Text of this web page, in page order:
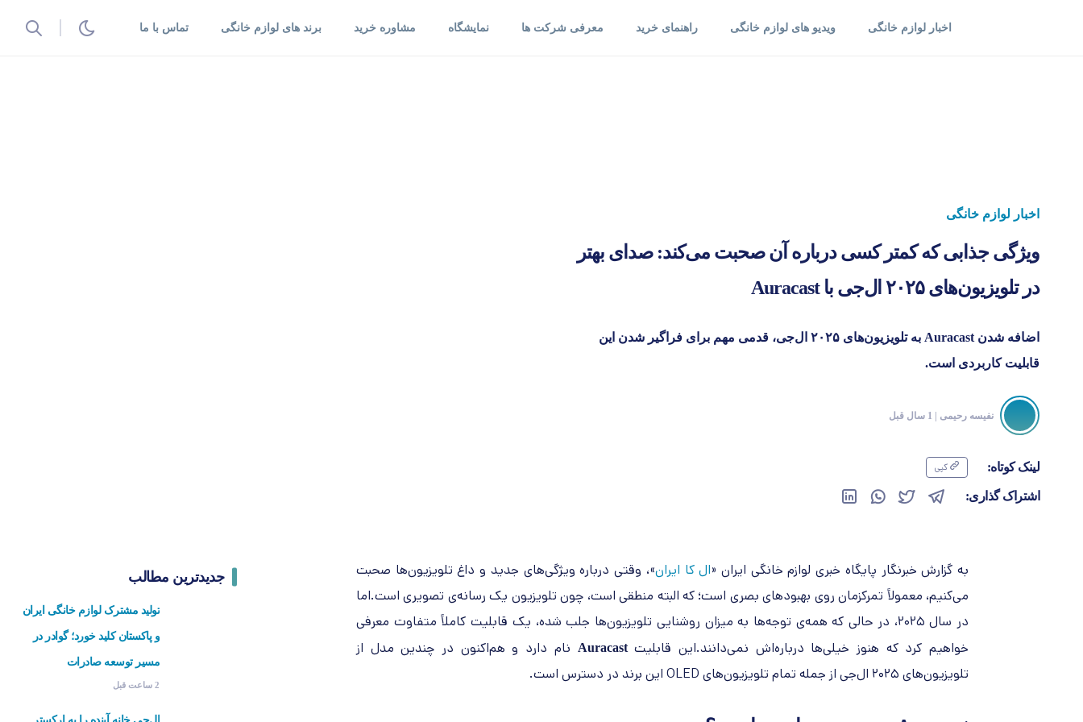
اخبار لوازم خانگی ویدیو های لوازم خانگی راهنمای خرید معرفی شرکت ها نمایشگاه مشاوره خرید برند های لوازم خانگی تماس با ما
اخبار لوازم خانگی
ویژگی جذابی که کمتر کسی درباره آن صحبت می‌کند: صدای بهتر
در تلویزیون‌های ۲۰۲۵ ال‌جی با Auracast
اضافه شدن Auracast به تلویزیون‌های ۲۰۲۵ ال‌جی، قدمی مهم برای فراگیر شدن این
قابلیت کاربردی است.
نفیسه رحیمی
لینک کوتاه: کپی
اشتراک گذاری:
جدیدترین مطالب
تولید مشترک لوازم خانگی ایران
و پاکستان کلید خورد؛ گوادر در
مسیر توسعه صادرات
2 ساعت قبل
به گزارش خبرنگار پایگاه خبری لوازم خانگی ایران «ال کا ایران»، وقتی درباره ویژگی‌های جدید و داغ تلویزیون‌ها صحبت
می‌کنیم، معمولاً تمرکزمان روی بهبودهای بصری است؛ که البته منطقی است، چون تلویزیون یک رسانه‌ی تصویری است.اما
در سال ۲۰۲۵، در حالی که همه‌ی توجه‌ها به میزان روشنایی تلویزیون‌ها جلب شده، یک قابلیت کاملاً متفاوت معرفی
خواهیم کرد که هنوز خیلی‌ها درباره‌اش نمی‌دانند.این قابلیتAuracast نام دارد و هم‌اکنون در چندین مدل از
تلویزیون‌های ۲۰۲۵ ال‌جی از جمله تمام تلویزیون‌های OLED این برند در دسترس است.